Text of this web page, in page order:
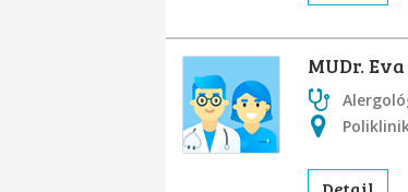
MUDr.